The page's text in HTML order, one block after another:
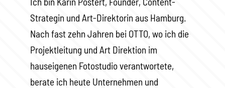
Strategin und Art-Direktorin aus Hamburg.
Nach fast zehn Jahren bei OTTO, wo ich die
Projektleitung und Art Direktion im
hauseigenen Fotostudio verantwortete,
berate ich heute Unternehmen und